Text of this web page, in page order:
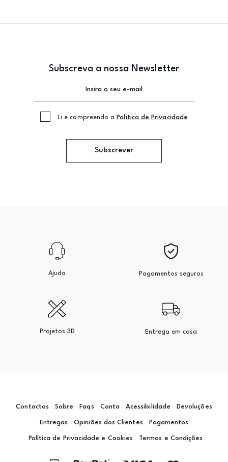
Subscreva a nossa Newsletter
Li e compreendo a Politica de Privacidade
Subscrever
Ajuda Pagamentos seguros
Projetos 3D Entrega em casa
Contactos Sobre Faqs Conta Acessibilidade Devoluções
Entregas Opiniões dos Clientes Pagamentos
Política de Privacidade e Cookies Termos e Condições